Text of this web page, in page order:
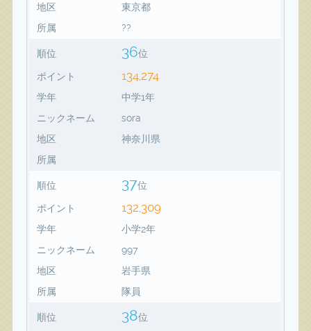
地区
東京都
所属
??
順位 36位
ポイント 134,274
学年
中学1年
ニックネーム
sora
地区
神奈川県
所属
順位 37位
ポイント 132,309
学年
小学2年
ニックネーム
997
地区
岩手県
所属
隊員
順位 38位